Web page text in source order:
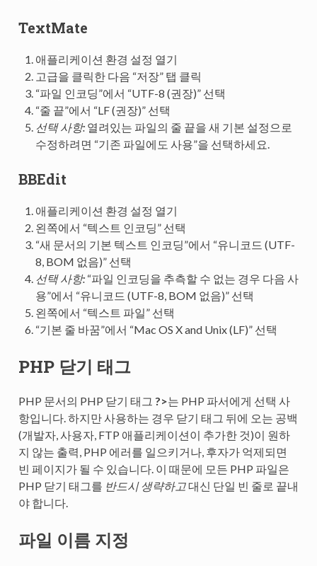
TextMate
애플리케이션 환경 설정 열기
고급을 클릭한 다음 “저장” 탭 클릭
“파일 인코딩”에서 “UTF-8 (권장)” 선택
“줄 끝”에서 “LF (권장)” 선택
선택 사항:열려있는 파일의 줄 끝을 새 기본 설정으로
수정하려면 “기존 파일에도 사용”을 선택하세요.
BBEdit
애플리케이션 환경 설정 열기
왼쪽에서 “텍스트 인코딩” 선택
“새 문서의 기본 텍스트 인코딩”에서 “유니코드 (UTF-
8, BOM 없음)” 선택
선택 사항:“파일 인코딩을 추측할 수 없는 경우 다음 사
용”에서 “유니코드 (UTF-8, BOM 없음)” 선택
왼쪽에서 “텍스트 파일” 선택
“기본 줄 바꿈”에서 “Mac OS X and Unix (LF)” 선택
PHP 닫기 태그
PHP 문서의 PHP 닫기 태그 ?>는 PHP 파서에게 선택 사
항입니다. 하지만 사용하는 경우 닫기 태그 뒤에 오는 공백
(개발자, 사용자, FTP 애플리케이션이 추가한 것)이 원하
지 않는 출력, PHP 에러를 일으키거나, 후자가 억제되면
빈 페이지가 될 수 있습니다. 이 때문에 모든 PHP 파일은
PHP 닫기 태그를 반드시 생략하고대신 단일 빈 줄로 끝내
야 합니다.
파일 이름 지정